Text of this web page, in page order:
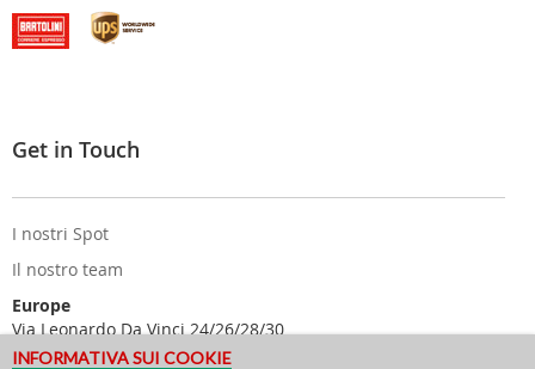
Get in Touch
I nostri Spot
Il nostro team
Europe
Via Leonardo Da Vinci 24/26/28/30
25122 Brescia - Italy
INFORMATIVA SUI COOKIE